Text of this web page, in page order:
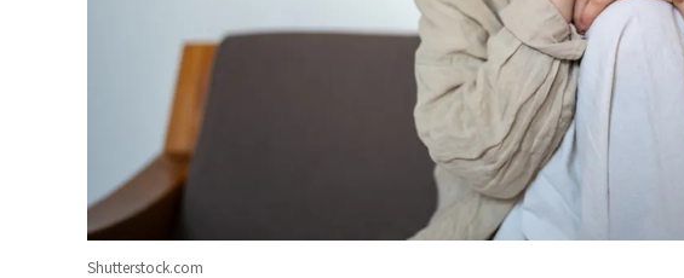
Shutterstock.com